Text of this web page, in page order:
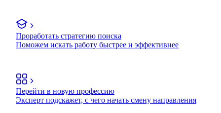
Проработать стратегию поиска
Поможем искать работу быстрее и эффективнее
Перейти в новую профессию
Эксперт подскажет, с чего начать смену направления